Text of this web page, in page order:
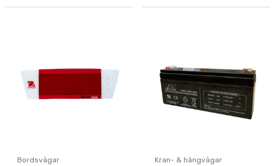
Bordsvågar Kran- & hängvågar